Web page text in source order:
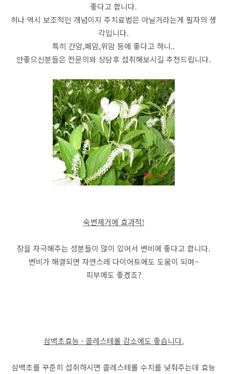
좋다고 합니다.
허나 역시 보조적인 개념이지 주치료법은 아닐거라는게 필자의 생
각입니다.
특히 간암,폐암,위암 등에 좋다고 하니..
안좋으신분들은 전문의와 상담후 섭취해보시길 추천드립니다.
숙변제거에 효과적!
장을 자극해주는 성분들이 많이 있어서 변비에 좋다고 합니다.
변비가 해결되면 자연스레 다이어트에도 도움이 되며~
피부에도 좋겠죠?
삼백초효능 - 콜레스테롤 감소에도 좋습니다.
삼백초를 꾸준히 섭취하시면 콜레스테롤 수치를 낮춰주는데 효능